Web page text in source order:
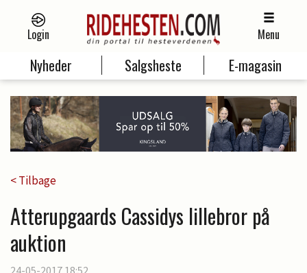
Login Menu
Nyheder Salgsheste E-magasin
< Tilbage
Atterupgaards Cassidys lillebror på
auktion
24-05-2017 18:52